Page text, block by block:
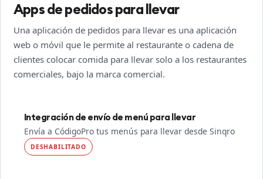
Apps de pedidos para llevar
Una aplicación de pedidos para llevar es una aplicación
web o móvil que le permite al restaurante o cadena de
clientes colocar comida para llevar solo a los restaurantes
comerciales, bajo la marca comercial.
Integración de envío de menú para llevar
Envía a CódigoPro tus menús para llevar desde Sinqro
DESHABILITADO